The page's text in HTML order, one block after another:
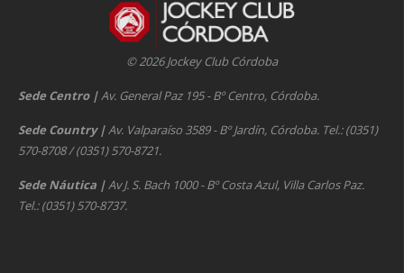
© 2026 Jockey Club Córdoba
Sede Centro |Av. General Paz 195 - Bº Centro, Córdoba.
Sede Country |Av. Valparaíso 3589 - Bº Jardín, Córdoba. Tel.: (0351)
570-8708 / (0351) 570-8721.
Sede Náutica |Av J. S. Bach 1000 - Bº Costa Azul, Villa Carlos Paz.
Tel.: (0351) 570-8737.